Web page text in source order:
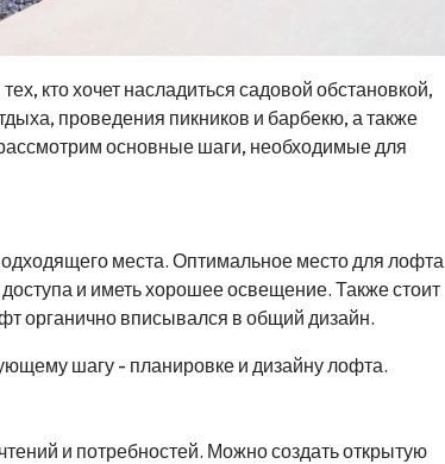
кто хочет насладиться садовой обстановкой,
проведения пикников и барбекю, а также
основные шаги, необходимые для
места. Оптимальное место для лофта
и иметь хорошее освещение. Также стоит
органично вписывался в общий дизайн.
шагу - планировке и дизайну лофта.
и потребностей. Можно создать открытую